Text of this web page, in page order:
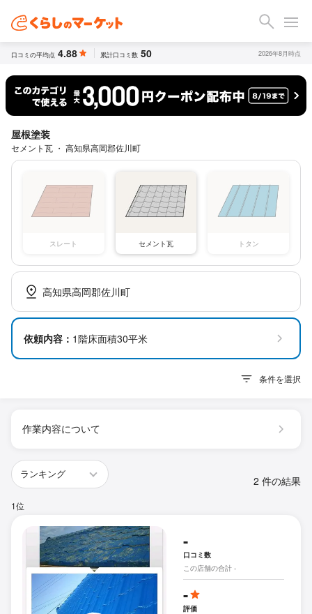
口コミの平均点 4.88 累計口コミ数 50 2026年8月時点
屋根塗装
セメント瓦 ・ 高知県高岡郡佐川町
スレート セメント瓦 トタン
高知県高岡郡佐川町
依頼内容： 1階床面積30平米
条件を選択
作業内容について
2 件の結果
1位
-
口コミ数
この店舗の合計 -
-
評価